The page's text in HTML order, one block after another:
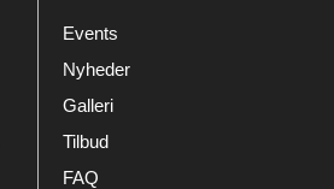
Events
Nyheder
Galleri
Tilbud
FAQ